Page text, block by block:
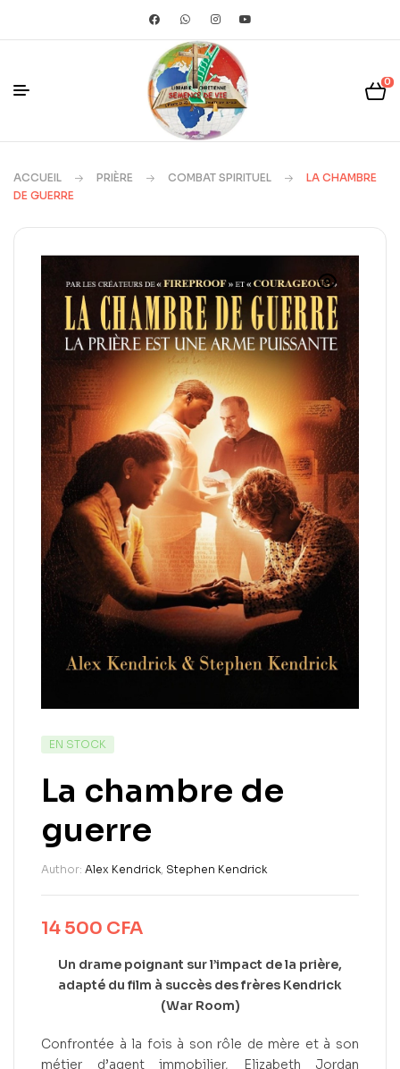
0
ACCUEIL PRIÈRE COMBAT SPIRITUEL
LA CHAMBRE
DE GUERRE
EN STOCK
La chambre de
guerre
Author: Alex Kendrick Stephen Kendrick
14 500 CFA
Un drame poignant sur l’impact de la prière,
adapté du film à succès des frères Kendrick
(War Room)
Confrontée à la fois à son rôle de mère et à son
métier d’agent immobilier, Elizabeth Jordan